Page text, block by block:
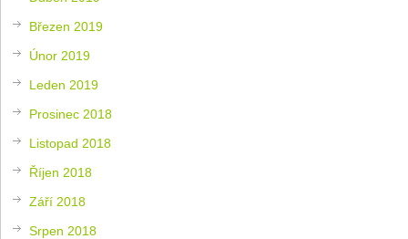
Březen 2019
Únor 2019
Leden 2019
Prosinec 2018
Listopad 2018
Říjen 2018
Září 2018
Srpen 2018